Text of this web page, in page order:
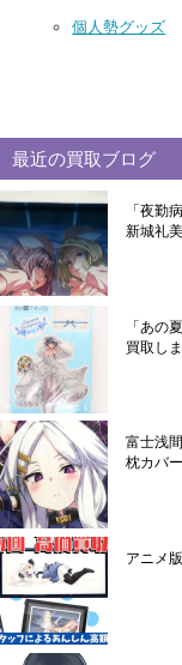
個人勢グッズ
最近の買取ブログ
「夜勤
新城礼
「あの
買取し
富士浅
枕カバ
アニメ